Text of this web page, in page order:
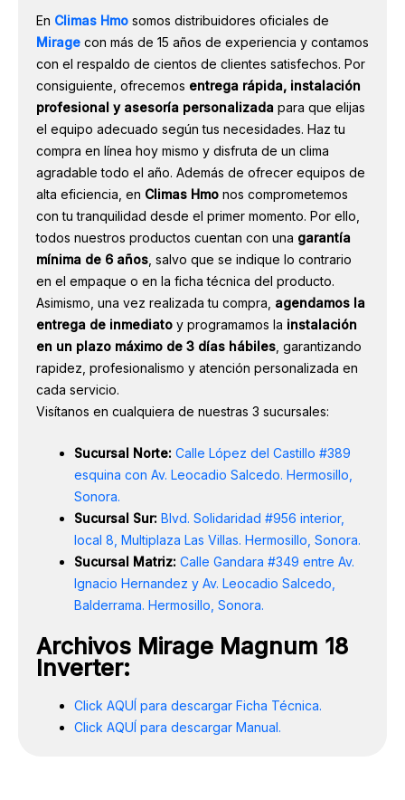
En Climas Hmo somos distribuidores oficiales de
Mirage con más de 15 años de experiencia y contamos
con el respaldo de cientos de clientes satisfechos. Por
consiguiente, ofrecemos entrega rápida, instalación
profesional y asesoría personalizada para que elijas
el equipo adecuado según tus necesidades. Haz tu
compra en línea hoy mismo y disfruta de un clima
agradable todo el año. Además de ofrecer equipos de
alta eficiencia, en Climas Hmo nos comprometemos
con tu tranquilidad desde el primer momento. Por ello,
todos nuestros productos cuentan con una garantía
mínima de 6 años , salvo que se indique lo contrario
en el empaque o en la ficha técnica del producto.
Asimismo, una vez realizada tu compra, agendamos la
entrega de inmediato y programamos la instalación
en un plazo máximo de 3 días hábiles , garantizando
rapidez, profesionalismo y atención personalizada en
cada servicio.
Visítanos en cualquiera de nuestras 3 sucursales:
Sucursal Norte: Calle López del Castillo #389
esquina con Av. Leocadio Salcedo. Hermosillo,
Sonora.
Sucursal Sur: Blvd. Solidaridad #956 interior,
local 8, Multiplaza Las Villas. Hermosillo, Sonora.
Sucursal Matriz: Calle Gandara #349 entre Av.
Ignacio Hernandez y Av. Leocadio Salcedo,
Balderrama. Hermosillo, Sonora.
Archivos Mirage Magnum 18
Inverter:
Click AQUÍ para descargar Ficha Técnica.
Click AQUÍ para descargar Manual.